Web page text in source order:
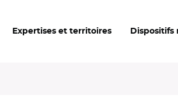
Expertises et territoires Dispositifs